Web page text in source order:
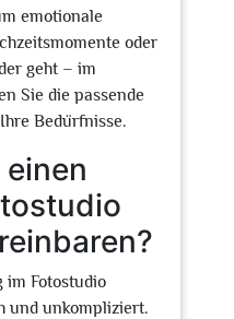
emotionale
oder
geht – im
Sie die passende
Bedürfnisse.
im Fotostudio
und unkompliziert.